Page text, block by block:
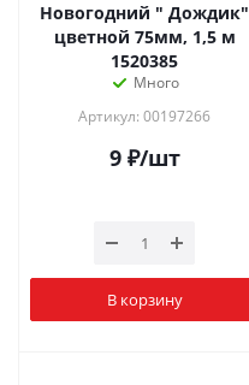
Новогодний " Дождик"
цветной 75мм, 1,5 м
1520385
Много
Артикул: 00197266
9₽/шт
В корзину